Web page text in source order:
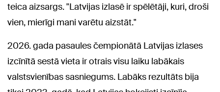
teica aizsargs. "Latvijas izlasē ir spēlētāji, kuri, droši
vien, mierīgi mani varētu aizstāt."
2026. gada pasaules čempionātā Latvijas izlases
izcīnītā sestā vieta ir otrais visu laiku labākais
valstsvienības sasniegums. Labāks rezultāts bija